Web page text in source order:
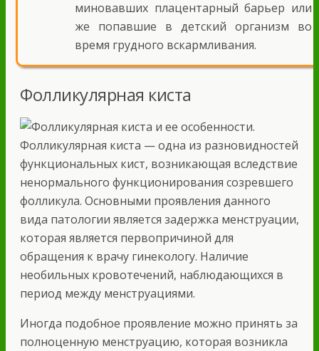
миновавших плацентарный барьер или
же попавшие в детский организм во
время грудного вскармливания.
Фолликулярная киста
Фолликулярная киста — одна из разновидностей
функциональных кист, возникающая вследствие
ненормального функционирования созревшего
фолликула. Основными проявления данного
вида патологии является задержка менструации,
которая является первопричиной для
обращения к врачу гинекологу. Наличие
необильных кровотечений, наблюдающихся в
период между менструациями.
Иногда подобное проявление можно принять за
полноценную менструацию, которая возникла